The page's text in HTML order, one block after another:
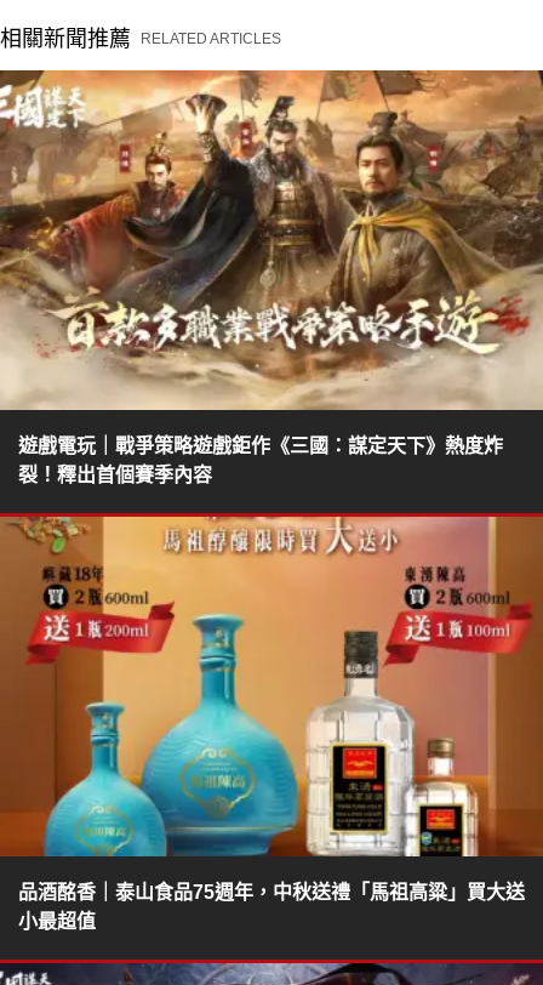
相關新聞推薦 RELATED ARTICLES
遊戲電玩｜戰爭策略遊戲鉅作《三國：謀定天下》熱度炸
裂！釋出首個賽季內容
品酒酩香｜泰山食品75週年，中秋送禮「馬祖高粱」買大送
小最超值